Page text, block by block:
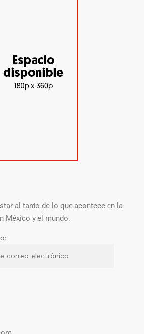
al tanto de lo que acontece en la
México y el mundo.